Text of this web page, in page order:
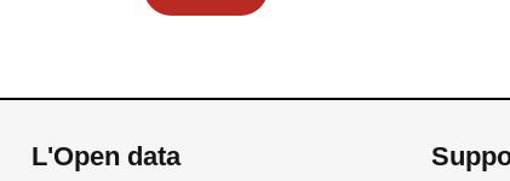
L'Open data